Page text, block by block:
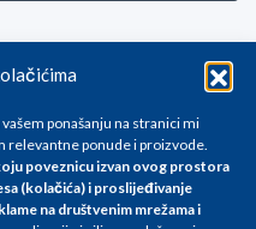
ponašanju na stranici mi
relevantne ponude i proizvode.
poveznicu izvan ovog prostora
(kolačića) i proslijeđivanje
na društvenim mrežama i
obratite nam se na
karaktera i podložne su